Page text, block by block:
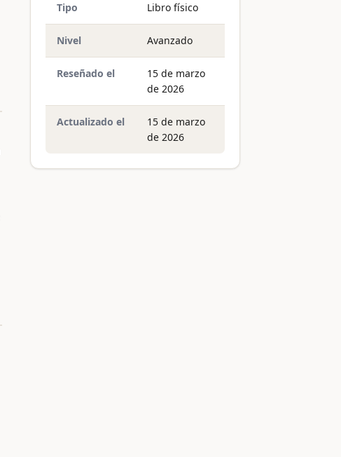
Tipo Libro físico
Nivel Avanzado
Reseñado el
15 de marzo
de 2026
Actualizado el
15 de marzo
de 2026